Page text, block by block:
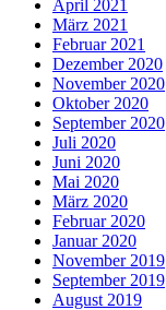
April 2021
März 2021
Februar 2021
Dezember 2020
November 2020
Oktober 2020
September 2020
Juli 2020
Juni 2020
Mai 2020
März 2020
Februar 2020
Januar 2020
November 2019
September 2019
August 2019